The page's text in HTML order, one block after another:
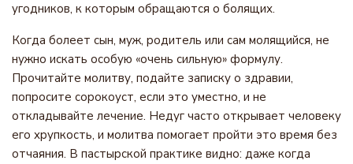
угодников, к которым обращаются о болящих.
Когда болеет сын, муж, родитель или сам молящийся, не
нужно искать особую «очень сильную» формулу.
Прочитайте молитву, подайте записку о здравии,
попросите сорокоуст, если это уместно, и не
откладывайте лечение. Недуг часто открывает человеку
его хрупкость, и молитва помогает пройти это время без
отчаяния. В пастырской практике видно: даже когда